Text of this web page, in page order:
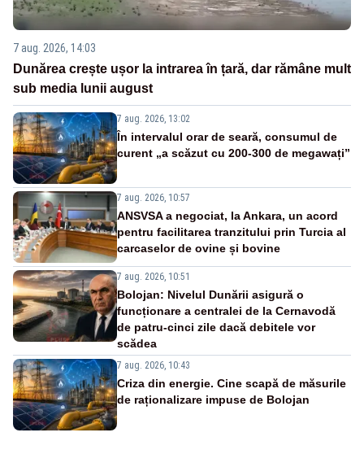
7 aug. 2026, 14:03
Dunărea crește ușor la intrarea în țară, dar rămâne mult
sub media lunii august
7 aug. 2026, 13:02
În intervalul orar de seară, consumul de
curent „a scăzut cu 200-300 de megawați”
7 aug. 2026, 10:57
ANSVSA a negociat, la Ankara, un acord
pentru facilitarea tranzitului prin Turcia al
carcaselor de ovine și bovine
7 aug. 2026, 10:51
Bolojan: Nivelul Dunării asigură o
funcționare a centralei de la Cernavodă
de patru-cinci zile dacă debitele vor
scădea
7 aug. 2026, 10:43
Criza din energie. Cine scapă de măsurile
de raționalizare impuse de Bolojan